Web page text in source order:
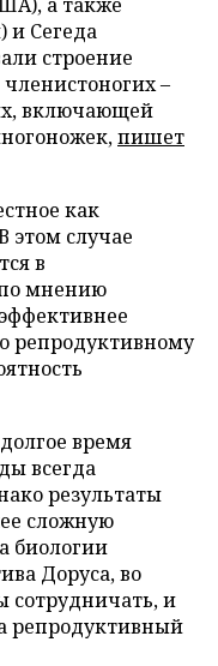
и Сегеда
строение
–
включающей
пишет
как
этом случае
в
мнению
репродуктивному
время
всегда
результаты
сложную
биологии
Доруса, во
сотрудничать, и
репродуктивный